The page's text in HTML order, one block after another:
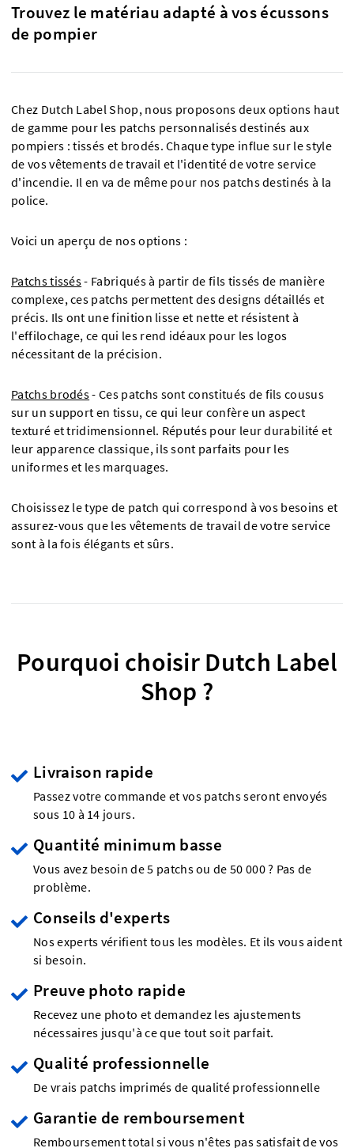
Trouvez le matériau adapté à vos écussons
de pompier
Chez Dutch Label Shop, nous proposons deux options haut
de gamme pour les patchs personnalisés destinés aux
pompiers : tissés et brodés. Chaque type influe sur le style
de vos vêtements de travail et l'identité de votre service
d'incendie. Il en va de même pour nos patchs destinés à la
police.
Voici un aperçu de nos options :
Patchs tissés- Fabriqués à partir de fils tissés de manière
complexe, ces patchs permettent des designs détaillés et
précis. Ils ont une finition lisse et nette et résistent à
l'effilochage, ce qui les rend idéaux pour les logos
nécessitant de la précision.
Patchs brodés- Ces patchs sont constitués de fils cousus
sur un support en tissu, ce qui leur confère un aspect
texturé et tridimensionnel. Réputés pour leur durabilité et
leur apparence classique, ils sont parfaits pour les
uniformes et les marquages.
Choisissez le type de patch qui correspond à vos besoins et
assurez-vous que les vêtements de travail de votre service
sont à la fois élégants et sûrs.
Pourquoi choisir Dutch Label
Shop ?
Livraison rapide
Passez votre commande et vos patchs seront envoyés
sous 10 à 14 jours.
Quantité minimum basse
Vous avez besoin de 5 patchs ou de 50 000 ? Pas de
problème.
Conseils d'experts
Nos experts vérifient tous les modèles. Et ils vous aident
si besoin.
Preuve photo rapide
Recevez une photo et demandez les ajustements
nécessaires jusqu'à ce que tout soit parfait.
Qualité professionnelle
De vrais patchs imprimés de qualité professionnelle
Garantie de remboursement
Remboursement total si vous n'êtes pas satisfait de vos